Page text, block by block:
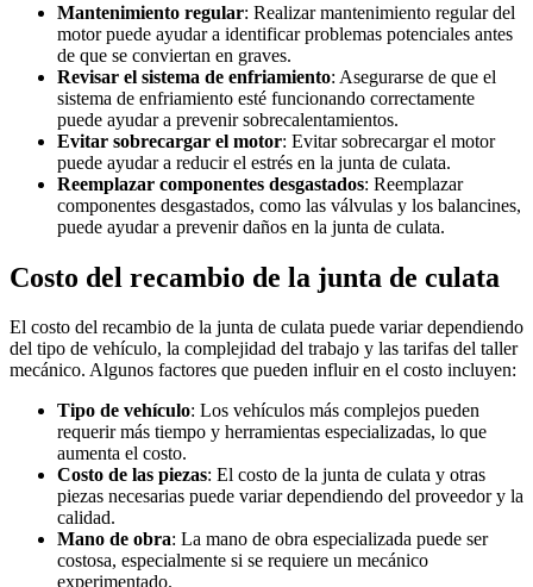
Mantenimiento regular: Realizar mantenimiento regular del
motor puede ayudar a identificar problemas potenciales antes
de que se conviertan en graves.
Revisar el sistema de enfriamiento: Asegurarse de que el
sistema de enfriamiento esté funcionando correctamente
puede ayudar a prevenir sobrecalentamientos.
Evitar sobrecargar el motor: Evitar sobrecargar el motor
puede ayudar a reducir el estrés en la junta de culata.
Reemplazar componentes desgastados: Reemplazar
componentes desgastados, como las válvulas y los balancines,
puede ayudar a prevenir daños en la junta de culata.
Costo del recambio de la junta de culata
El costo del recambio de la junta de culata puede variar dependiendo
del tipo de vehículo, la complejidad del trabajo y las tarifas del taller
mecánico. Algunos factores que pueden influir en el costo incluyen:
Tipo de vehículo: Los vehículos más complejos pueden
requerir más tiempo y herramientas especializadas, lo que
aumenta el costo.
Costo de las piezas: El costo de la junta de culata y otras
piezas necesarias puede variar dependiendo del proveedor y la
calidad.
Mano de obra: La mano de obra especializada puede ser
costosa, especialmente si se requiere un mecánico
experimentado.